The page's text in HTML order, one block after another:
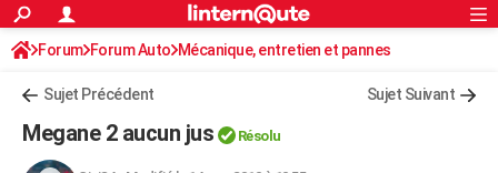
ACTUALITÉS
Politique
Société
Faits Divers
Education
Monde
Villes
+
FINANCE
Rechercher
S'inscrire
Connexion
Forum Forum Auto Mécanique, entretien et pannes
Sujet Précédent Sujet Suivant
Megane 2 aucun jus Résolu